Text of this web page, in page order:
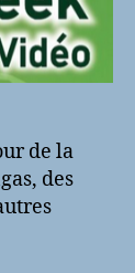
de la
des